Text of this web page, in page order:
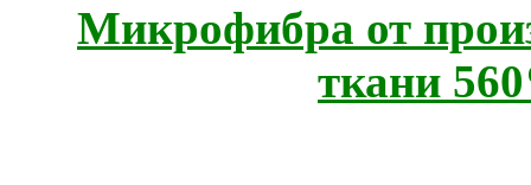
Микрофибра от
ткани